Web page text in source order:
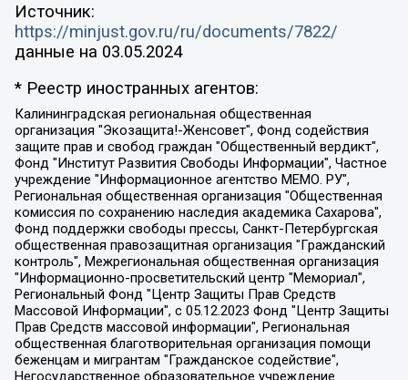
Источник:
https://minjust.gov.ru/ru/documents/7822/
данные на 03.05.2024
* Реестр иностранных агентов:
Калининградская региональная общественная организация "Экозащита!-Женсовет", Фонд содействия защите прав и свобод граждан "Общественный вердикт", Фонд "Институт Развития Свободы Информации", Частное учреждение "Информационное агентство МЕМО. РУ", Региональная общественная организация "Общественная комиссия по сохранению наследия академика Сахарова", Фонд поддержки свободы прессы, Санкт-Петербургская общественная правозащитная организация "Гражданский контроль", Межрегиональная общественная организация "Информационно-просветительский центр "Мемориал", Региональный Фонд "Центр Защиты Прав Средств Массовой Информации", с 05.12.2023 Фонд "Центр Защиты Прав Средств массовой информации", Региональная общественная благотворительная организация помощи беженцам и мигрантам "Гражданское содействие", Негосударственное образовательное учреждение дополнительного профессионального образования (повышение квалификации) специалистов "АКАДЕМИЯ ПО ПРАВАМ ЧЕЛОВЕКА", Свердловская региональная общественная организация "Сутяжник", Автономная некоммерческая организация "Центр независимых социологических исследований", Союз общественных объединений "Российский исследовательский центр по правам человека", Региональное общественное учреждение научно-информационный центр "МЕМОРИАЛ", Некоммерческая организация "Фонд защиты гласности", Автономная некоммерческая организация "Институт прав человека", Городская общественная организация "Екатеринбургское общество "МЕМОРИАЛ", Городская общественная организация "Рязанское историко-просветительское и правозащитное общество "Мемориал" (Рязанский Мемориал), Челябинский региональный орган общественной самодеятельности – женское общественное объединение "Женщины Евразии", Челябинский региональный орган общественной самодеятельности "Уральская правозащитная группа", Фонд содействия защите здоровья и социальной справедливости имени Андрея Рылькова, Автономная Некоммерческая Организация "Аналитический Центр Юрия Левады", Автономная некоммерческая организация социальной поддержки населения "Проект Апрель", Региональная общественная организация помощи женщинам и детям, находящимся в кризисной ситуации "Информационно-методический центр "Анна", Фонд содействия развитию массовых коммуникаций и правовому просвещению "Так-так-Так", Фонд содействия устойчивому развитию "Серебряная тайга", Свердловский региональный общественный фонд социальных проектов "Новое время", "Idel.Реалии", Кавказ.Реалии, Крым.Реалии, Телеканал Настоящее Время, Татаро-башкирская служба Радио Свобода (Azatliq Radiosi), Радио Свободная Европа/Радио Свобода (PCE/PC), "Сибирь.Реалии", "Фактограф", Благотворительный фонд помощи осужденным и их семьям, Автономная некоммерческая организация "Институт глобализации и социальных движений", Фонд "В защиту прав заключенных", Частное учреждение "Центр поддержки и содействия развитию средств массовой информации", Пензенский региональный общественный благотворительный фонд "Гражданский союз", "Север.Реалии", Некоммерческая организация Фонд "Правовая инициатива", Общество с ограниченной ответственностью "Радио Свободная Европа/Радио Свобода", Чешское информационное агентство "MEDIUM-ORIENT", Красноярская региональная общественная организация "Мы против СПИДа", Камалягин Денис Николаевич, Маркелов Сергей Евгеньевич, Пономарев Лев Александрович, Савицкая Людмила Алексеевна, Автономная некоммерческая организация "Центр по работе с проблемой насилия "НАСИЛИЮ.НЕТ", Межрегиональный профессиональный союз работников здравоохранения "Альянс врачей", Юридическое лицо, зарегистрированное в Латвийской Республике, SIA "Medusa Project" (регистрационный номер 40103797863, дата регистрации 10.06.2014), Некоммерческая организация "Фонд по борьбе с коррупцией", Автономная некоммерческая организация "Институт права и публичной политики", Баданин Роман Сергеевич, Гликин Максим Александрович, Железнова Мария Михайловна, Лукьянова Юлия Сергеевна, Маетная Елизавета Витальевна, Маняхин Петр Борисович, Чуракова Ольга Владимировна, Ярош Юлия Петровна, Юридическое лицо "The Insider SIA", зарегистрированное в Риге, Латвийская Республика (дата регистрации 26.06.2015), являющееся администратором доменного имени интернет-издания "The Insider SIA", https://theins.ru, Постернак Алексей Евгеньевич, Рубин Михаил Аркадьевич, Анин Роман Александрович, Юридическое лицо Istories fonds, зарегистрированное в Латвийской Республике (регистрационный номер 50008295751, дата регистрации 24.02.2020), Великовский Дмитрий Александрович, Долинина Ирина Николаевна, Мароховская Алеся Алексеевна, Шлейнов Роман Юрьевич, Шмагун Олеся Валентиновна, Общество с ограниченной ответственностью "Альтаир 2021", Общество с ограниченной ответственностью "Вега 2021", Общество с ограниченной ответственностью "Главный редактор 2021", Общество с ограниченной ответственностью "Ромашки монолит", Важенков Артем Валерьевич, Ивановская областная общественная организация "Центр гендерных исследований", Гурман Юрий Альбертович, Медиапроект "ОВД-Инфо", Егоров Владимир Владимирович, Жилинский Владимир Александрович, Общество с ограниченной ответственностью "ЗП", Иванова София Юрьевна, Карезина Инна Павловна, Кильтау Екатерина Викторовна, Петров Алексей Викторович, Пискунов Сергей Евгеньевич, Смирнов Сергей Сергеевич, Тихонов Михаил Сергеевич, Общество с ограниченной ответственностью "ЖУРНАЛИСТ-ИНОСТРАННЫЙ АГЕНТ", Арапова Галина Юрьевна, Вольтская Татьяна Анатольевна, Американская компания "Mason G.E.S. Anonymous Foundation" (США), являющаяся владельцем интернет-издания https://mnews.world/, Компания "Stichting Bellingcat", зарегистрированная в Нидерландах (дата регистрации 11.07.2018), Захаров Андрей Вячеславович, Клепиковская Екатерина Дмитриевна, Общество с ограниченной ответственностью "МЕМО", Перл Роман Александрович, Симонов Евгений Алексеевич, Соловьева Елена Анатольевна, Сотников Даниил Владимирович, Сурначева Елизавета Дмитриевна, Автономная некоммерческая организация по защите прав человека и информированию населения "Якутия – Наше Мнение", Общество с ограниченной ответственностью "Москоу диджитал медиа", с 26.01.2023 Общество с ограниченной ответственностью "Чайка Белые сады", Ветошкина Валерия Валерьевна, Заговора Максим Александрович, Межрегиональное общественное движение "Российская ЛГБТ - сеть", Оленичев Максим Владимирович, Павлов Иван Юрьевич, Скворцова Елена Сергеевна, Общество с ограниченной ответственностью "Как бы инагент", Кочетков Игорь Викторович, Общество с ограниченной ответственностью "Честные выборы", Еланчик Олег Александрович, Общество с ограниченной ответственностью "Нобелевский призыв", Гималова Регина Эмилевна, Григорьев Андрей Валерьевич, Григорьева Алина Александровна, Ассоциация по содействию защите прав призывников, альтернативнослужащих и военнослужащих "Правозащитная группа "Гражданин.Армия.Право", Хисамова Регина Фаритовна, Автономная некоммерческая организация по реализации социально-правовых программ "Лилит", Дальневосточное общественное движение "Маяк", Санкт-Петербургская ЛГБТ-инициативная группа "Выход", Инициативная группа ЛГБТ+ "Реверс", Алексеев Андрей Викторович, Бекбулатова Таисия Львовна, Беляев Иван Михайлович, Владыкина Елена Сергеевна, Гельман Марат Александрович, Никульшина Вероника Юрьевна, Толоконникова Надежда Андреевна, Шендерович Виктор Анатольевич, Общество с ограниченной ответственностью "Данное сообщение", Общество с ограниченной ответственностью Издательский дом "Новая глава", Айнбиндер Александра Александровна, Московский комьюнити-центр для ЛГБТ+инициатив, Благотворительный фонд развития филантропии, Deutsche Welle (Германия, Kurt-Schumacher-Strasse 3, 53113 Bonn), Борзунова Мария Михайловна, Воробьев Виктор Викторович, Голубева Анна Львовна, Константинова Алла Михайловна, Малкова Ирина Владимировна, Мурадов Мурад Абдулгалимович, Осетинская Елизавета Николаевна, Понасенков Евгений Николаевич, Ганапольский Матвей Юрьевич, Киселев Евгений Алексеевич, Борухович Ирина Григорьевна, Дремин Иван Тимофеевич, Дубровский Дмитрий Викторович, Красноярская региональная общественная организация поддержки и развития альтернативных образовательных технологий и межкультурных коммуникаций "ИНТЕРРА", Маяковская Екатерина Алексеевна, Фейгин Марк Захарович, Филимонов Андрей Викторович, Дзугкоева Регина Николаевна, Доброхотов Роман Александрович, Дудь Юрий Александрович, Елкин Сергей Владимирович, Кругликов Кирилл Игоревич, Сабунаева Мария Леонидовна, Семенов Алексей Владимирович, Шаинян Карен Багратович, Шульман Екатерина Михайловна, Асафьев Артур Валерьевич, Вахштайн Виктор Семенович, Венедиктов Алексей Алексеевич, Лушникова Екатерина Евгеньевна, Волков Леонид Михайлович, Невзоров Александр Глебович, Пархоменко Сергей Борисович, Сироткин Ярослав Николаевич, Кара-Мурза Владимир Владимирович, Баранова Наталья Владимировна, Гозман Леонид Яковлевич, Кагарлицкий Борис Юльевич, Климарев Михаил Валерьевич, Милов Владимир Станиславович, Автономная некоммерческая организация Краснодарский центр современного искусства "Типография", Моргенштерн Алишер Тагирович, Соболь Любовь Эдуардовна, Общество с ограниченной ответственностью "ЛИЗА НОРМ", Каспаров Гарри Кимович, Ходорковский Михаил Борисович, Общество с ограниченной ответственностью "Апрельские тезисы", Данилович Ирина Брониславовна, Кашин Олег Владимирович, Петров Николай Владимирович, Пивоваров Алексей Владимирович, Соколов Михаил Владимирович, Цветкова Юлия Владимировна, Чичваркин Евгений Александрович, Комитет против пыток/Команда против пыток, Общество с ограниченной ответственностью "Первый научный", Общество с ограниченной ответственностью "Вертолет и ко", Белоцерковская Вероника Борисовна, Кац Максим Евгеньевич, Лазарева Татьяна Юрьевна, Шаведдинов Руслан Табризович, Яшин Илья Валерьевич, Общество с ограниченной ответственностью "Иноагент ААВ", Алешковский Дмитрий Петрович, Альбац Евгения Марковна, Быков Дмитрий Львович, Галямина Юлия Евгеньевна, Лойко Сергей Леонидович, Мартынов Кирилл Константинович, Медведев Сергей Александрович, Крашенинников Федор Геннадиевич, Гордеева Катерина Вл